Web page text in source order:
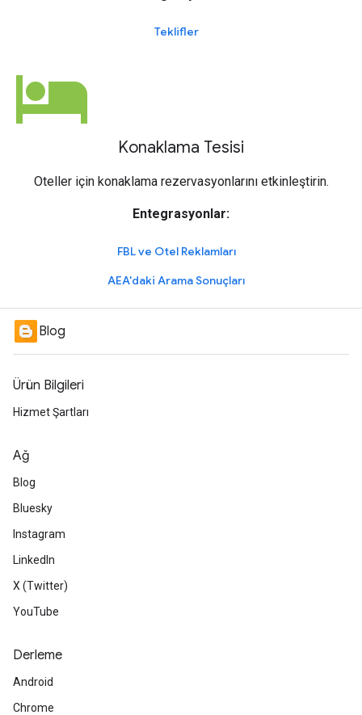
Teklifler
hotel
Konaklama Tesisi
Oteller için konaklama rezervasyonlarını etkinleştirin.
Entegrasyonlar:
FBL ve Otel Reklamları
AEA'daki Arama Sonuçları
Blog
Ürün Bilgileri
Hizmet Şartları
Ağ
Blog
Bluesky
Instagram
LinkedIn
X (Twitter)
YouTube
Derleme
Android
Chrome